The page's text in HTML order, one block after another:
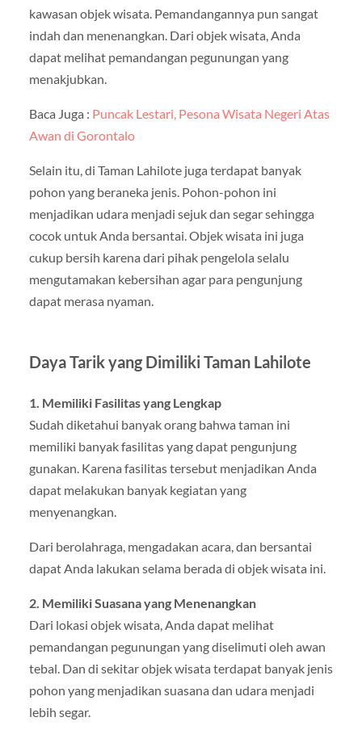
kawasan objek wisata. Pemandangannya pun sangat
indah dan menenangkan. Dari objek wisata, Anda
dapat melihat pemandangan pegunungan yang
menakjubkan.
Baca Juga : Puncak Lestari, Pesona Wisata Negeri Atas
Awan di Gorontalo
Selain itu, di Taman Lahilote juga terdapat banyak
pohon yang beraneka jenis. Pohon-pohon ini
menjadikan udara menjadi sejuk dan segar sehingga
cocok untuk Anda bersantai. Objek wisata ini juga
cukup bersih karena dari pihak pengelola selalu
mengutamakan kebersihan agar para pengunjung
dapat merasa nyaman.
Daya Tarik yang Dimiliki Taman Lahilote
1. Memiliki Fasilitas yang Lengkap
Sudah diketahui banyak orang bahwa taman ini
memiliki banyak fasilitas yang dapat pengunjung
gunakan. Karena fasilitas tersebut menjadikan Anda
dapat melakukan banyak kegiatan yang
menyenangkan.
Dari berolahraga, mengadakan acara, dan bersantai
dapat Anda lakukan selama berada di objek wisata ini.
2. Memiliki Suasana yang Menenangkan
Dari lokasi objek wisata, Anda dapat melihat
pemandangan pegunungan yang diselimuti oleh awan
tebal. Dan di sekitar objek wisata terdapat banyak jenis
pohon yang menjadikan suasana dan udara menjadi
lebih segar.